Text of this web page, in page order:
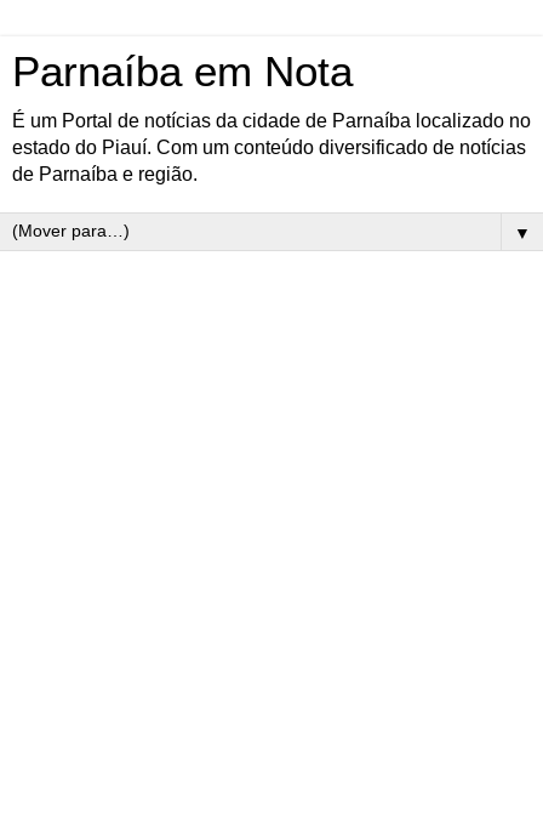
Parnaíba em Nota
É um Portal de notícias da cidade de Parnaíba localizado no
estado do Piauí. Com um conteúdo diversificado de notícias
de Parnaíba e região.
▼